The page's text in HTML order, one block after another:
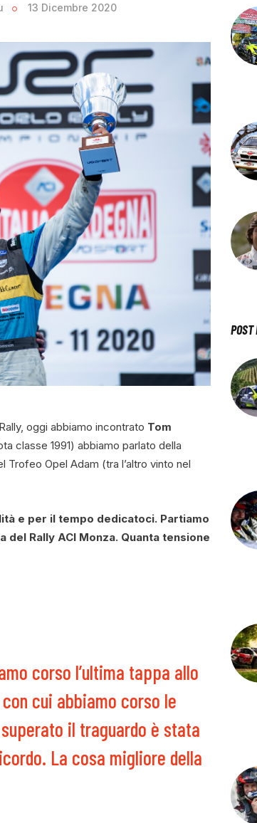
13 Dicembre 2020
oggi abbiamo incontrato Tom
classe 1991) abbiamo parlato della
Trofeo Opel Adam (tra l’altro vinto nel
e per il tempo dedicatoci. Partiamo
Rally ACI Monza. Quanta tensione
corso l’ultima tappa allo
cui abbiamo corso le
il traguardo è stata
La cosa migliore della
POST